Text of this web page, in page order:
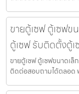
ขายตู้เซฟ ตู้เซฟข
ตู้เซฟ รับติดตั้งตู้
ขายตู้เซฟ ตู้เซฟขนาดเ
ติดต่อสอบถามได้ตลอด